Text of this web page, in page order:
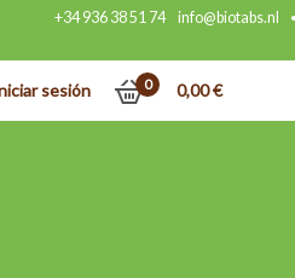
+34 936 38 51 74 info@biotabs.nl
sesión 0 0,00€